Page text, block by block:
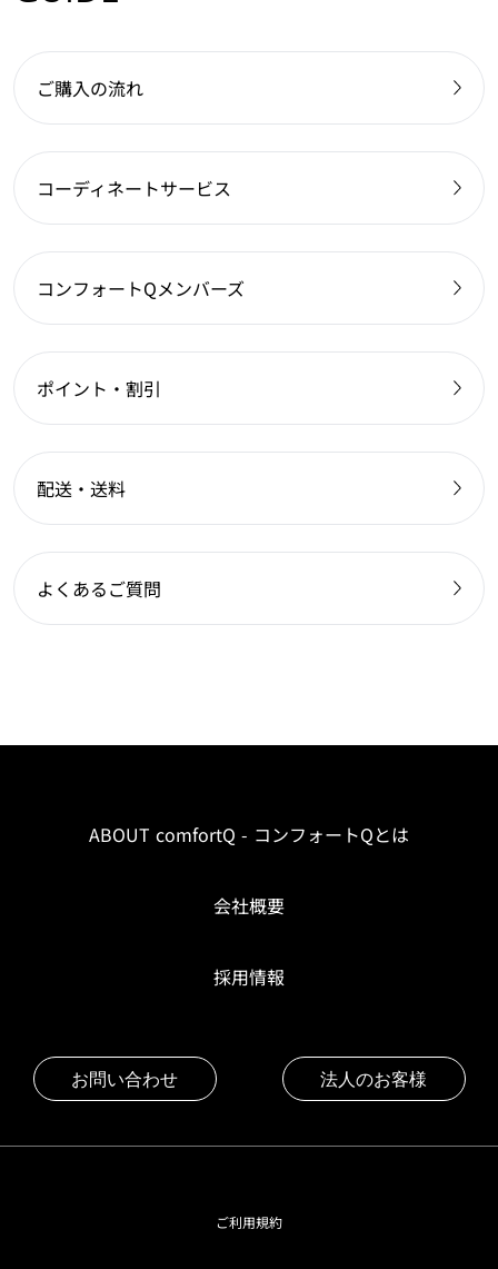
ご購入の流れ
コーディネートサービス
コンフォートQメンバーズ
ポイント・割引
配送・送料
よくあるご質問
ABOUT comfortQ - コンフォートQとは
会社概要
採用情報
お問い合わせ 法人のお客様
ご利用規約